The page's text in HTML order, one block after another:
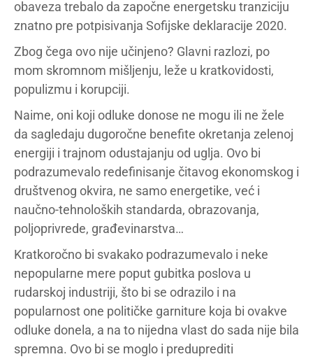
obaveza trebalo da započne energetsku tranziciju
znatno pre potpisivanja Sofijske deklaracije 2020.
Zbog čega ovo nije učinjeno? Glavni razlozi, po
mom skromnom mišljenju, leže u kratkovidosti,
populizmu i korupciji.
Naime, oni koji odluke donose ne mogu ili ne žele
da sagledaju dugoročne benefite okretanja zelenoj
energiji i trajnom odustajanju od uglja. Ovo bi
podrazumevalo redefinisanje čitavog ekonomskog i
društvenog okvira, ne samo energetike, već i
naučno-tehnoloških standarda, obrazovanja,
poljoprivrede, građevinarstva…
Kratkoročno bi svakako podrazumevalo i neke
nepopularne mere poput gubitka poslova u
rudarskoj industriji, što bi se odrazilo i na
popularnost one političke garniture koja bi ovakve
odluke donela, a na to nijedna vlast do sada nije bila
spremna. Ovo bi se moglo i preduprediti